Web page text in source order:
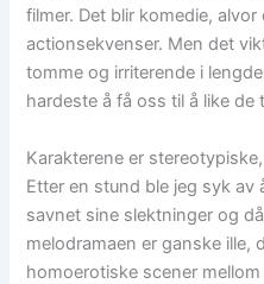
filmer. Det blir komedie,
actionsekvenser. Men det
tomme og irriterende i
hardeste å få oss til å like de
Karakterene er
Etter en stund ble jeg syk av
savnet sine slektninger og
melodramaen er ganske ille,
homoerotiske scener